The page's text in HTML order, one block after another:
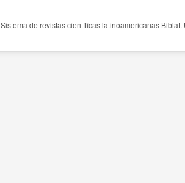
Sistema de revistas científicas latinoamericanas